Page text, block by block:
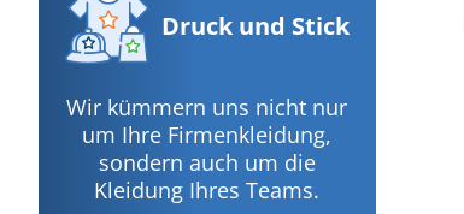
Druck und Stick
Wir kümmern uns nicht nur
um Ihre Firmenkleidung,
sondern auch um die
Kleidung Ihres Teams.